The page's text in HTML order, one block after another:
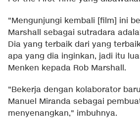
"Mengunjungi kembali [film] ini
Marshall sebagai sutradara
Dia yang terbaik dari yang
apa yang dia inginkan, jadi itu
Menken kepada Rob Marshall.
"Bekerja dengan kolaborator
Manuel Miranda sebagai
menyenangkan," imbuhnya.